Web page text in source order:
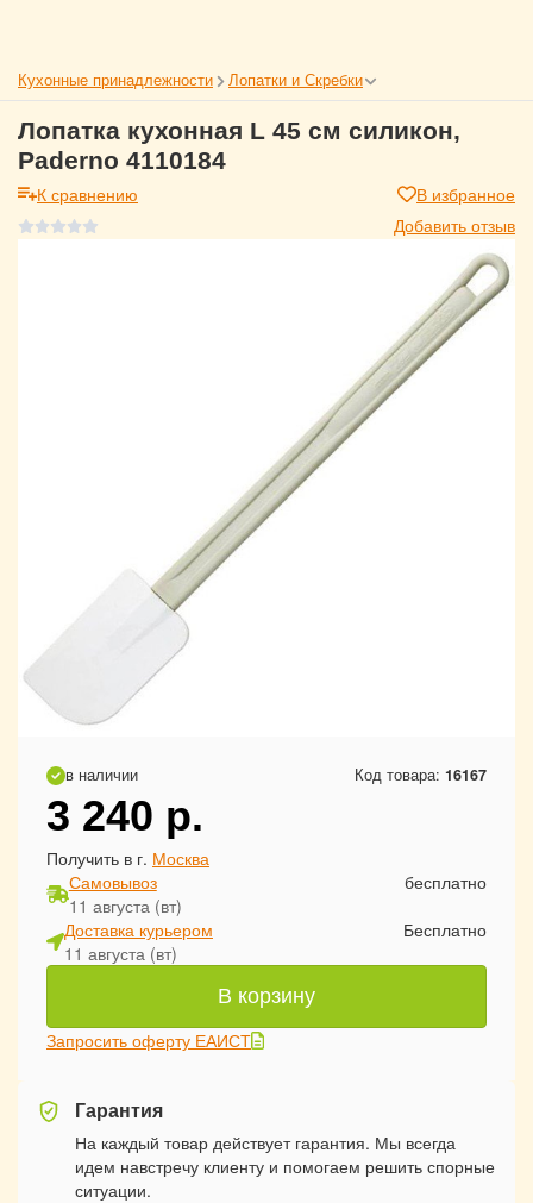
Кухонные принадлежности Лопатки и Скребки
Лопатка кухонная L 45 см силикон,
Paderno 4110184
К сравнению
В избранное
Добавить отзыв
в наличии Код товара: 16167
3 240 р.
Получить в г. Москва
Самовывоз
11 августа (вт)
бесплатно
Доставка курьером
11 августа (вт)
Бесплатно
В корзину
Запросить оферту ЕАИСТ
Гарантия
На каждый товар действует гарантия. Мы всегда
идем навстречу клиенту и помогаем решить спорные
ситуации.